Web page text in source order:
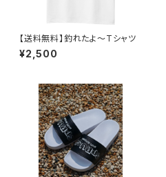
【送料無料】釣れたよ～Tシャツ
¥2,500